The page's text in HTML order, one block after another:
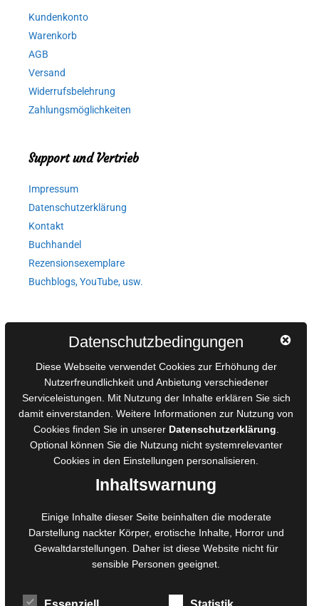
Kundenkonto
Warenkorb
AGB
Versand
Widerrufsbelehrung
Zahlungsmöglichkeiten
Support und Vertrieb
Impressum
Datenschutzerklärung
Kontakt
Buchhandel
Rezensionsexemplare
Buchblogs, YouTube, usw.
AGB für Medienprojekte
Online-Artikel
Manuskripte einreichen
Ausschreibungen
Belegexemplare
Eigenbedarfsexemplare
Foto- und Bildbearbeitung
Fotorestauration
Creative Artwork
Datenschutzbedingungen
Diese Webseite verwendet Cookies zur Erhöhung der
Nutzerfreundlichkeit und Anbietung verschiedener
Serviceleistungen. Mit Nutzung der Inhalte erklären Sie sich
damit einverstanden. Weitere Informationen zur Nutzung von
Cookies finden Sie in unserer Datenschutzerklärung
Optional können Sie die Nutzung nicht systemrelevanter
Cookies in den Einstellungen personalisieren.
Inhaltswarnung
Einige Inhalte dieser Seite beinhalten die moderate
Darstellung nackter Körper, erotische Inhalte, Horror und
Gewaltdarstellungen. Daher ist diese Website nicht für
sensible Personen geeignet.